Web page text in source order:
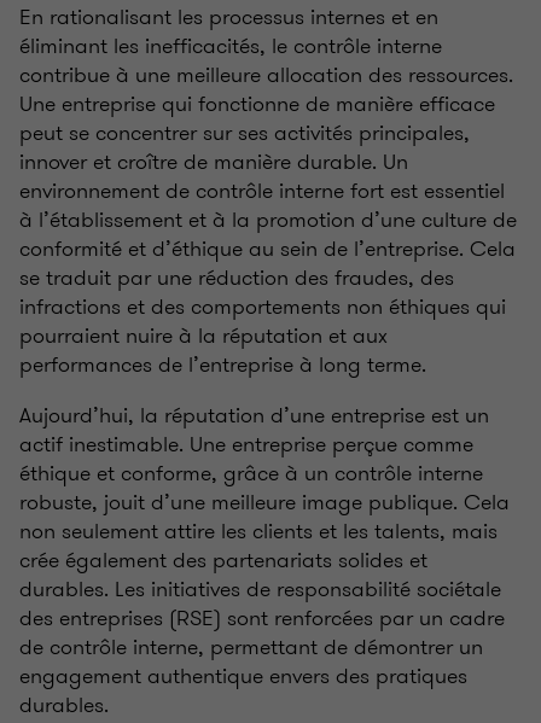
En rationalisant les processus internes et en
éliminant les inefficacités, le contrôle interne
contribue à une meilleure allocation des ressources.
Une entreprise qui fonctionne de manière efficace
peut se concentrer sur ses activités principales,
innover et croître de manière durable. Un
environnement de contrôle interne fort est essentiel
à l’établissement et à la promotion d’une culture de
conformité et d’éthique au sein de l’entreprise. Cela
se traduit par une réduction des fraudes, des
infractions et des comportements non éthiques qui
pourraient nuire à la réputation et aux
performances de l’entreprise à long terme.
Aujourd’hui, la réputation d’une entreprise est un
actif inestimable. Une entreprise perçue comme
éthique et conforme, grâce à un contrôle interne
robuste, jouit d’une meilleure image publique. Cela
non seulement attire les clients et les talents, mais
crée également des partenariats solides et
durables. Les initiatives de responsabilité sociétale
des entreprises (RSE) sont renforcées par un cadre
de contrôle interne, permettant de démontrer un
engagement authentique envers des pratiques
durables.